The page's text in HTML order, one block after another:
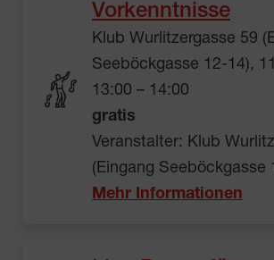
Vorkenntnisse
Klub Wurlitzergasse 59
Seeböckgasse 12-14),
13:00 – 14:00
gratis
Veranstalter: Klub
(Eingang Seeböckgasse
Mehr Informationen